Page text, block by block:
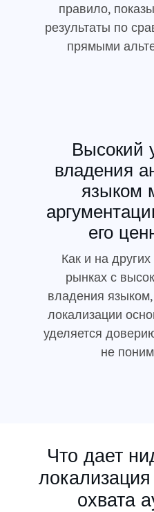
правило,
результаты по
прямыми
Высокий
владения
языком
его
Как и на
рынках с
владения
локализации
уделяется
не
Что дает
охвата